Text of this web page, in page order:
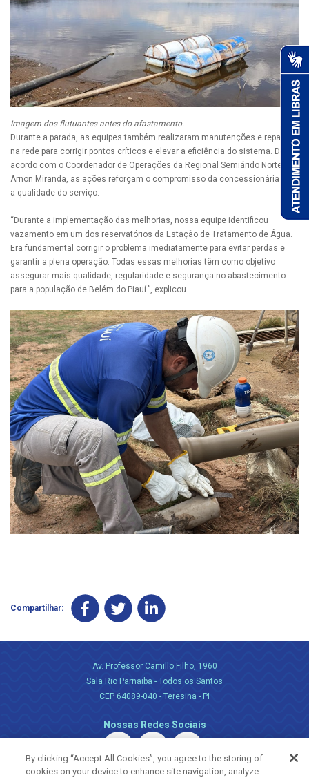
Imagem dos flutuantes antes do afastamento.
Durante a parada, as equipes também realizaram manutenções e reparos
na rede para corrigir pontos críticos e elevar a eficiência do sistema. De
acordo com o Coordenador de Operações da Regional Semiárido Norte,
Arnon Miranda, as ações reforçam o compromisso da concessionária com
a qualidade do serviço.
“Durante a implementação das melhorias, nossa equipe identificou
vazamento em um dos reservatórios da Estação de Tratamento de Água.
Era fundamental corrigir o problema imediatamente para evitar perdas e
garantir a plena operação. Todas essas melhorias têm como objetivo
assegurar mais qualidade, regularidade e segurança no abastecimento
para a população de Belém do Piauí.”, explicou.
Compartilhar:
Av. Professor Camillo Filho, 1960
Sala Rio Parnaiba - Todos os Santos
CEP 64089-040 - Teresina - PI
Nossas Redes Sociais
By clicking “Accept All Cookies”, you agree to the storing of
cookies on your device to enhance site navigation, analyze